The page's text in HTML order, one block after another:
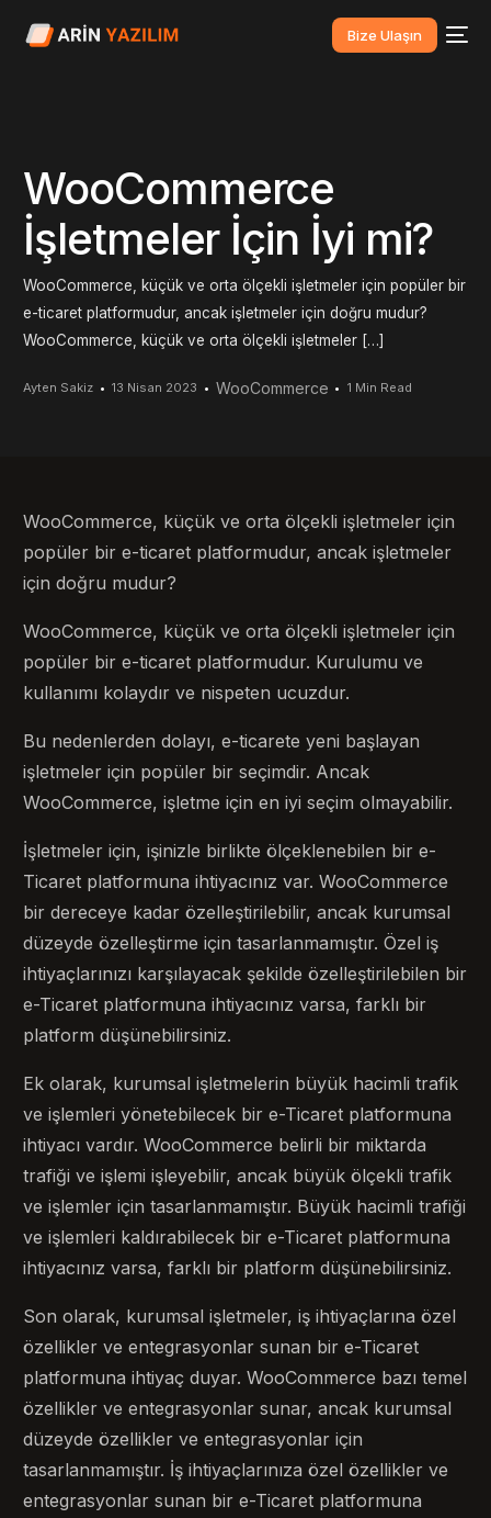
Bize Ulaşın
WooCommerce
İşletmeler İçin İyi mi?
WooCommerce, küçük ve orta ölçekli işletmeler için popüler bir
e-ticaret platformudur, ancak işletmeler için doğru mudur?
WooCommerce, küçük ve orta ölçekli işletmeler […]
Ayten Sakiz 13 Nisan 2023 WooCommerce 1 Min Read
WooCommerce, küçük ve orta ölçekli işletmeler için
popüler bir e-ticaret platformudur, ancak işletmeler
için doğru mudur?
WooCommerce, küçük ve orta ölçekli işletmeler için
popüler bir e-ticaret platformudur. Kurulumu ve
kullanımı kolaydır ve nispeten ucuzdur.
Bu nedenlerden dolayı, e-ticarete yeni başlayan
işletmeler için popüler bir seçimdir. Ancak
WooCommerce, işletme için en iyi seçim olmayabilir.
İşletmeler için, işinizle birlikte ölçeklenebilen bir e-
Ticaret platformuna ihtiyacınız var. WooCommerce
bir dereceye kadar özelleştirilebilir, ancak kurumsal
düzeyde özelleştirme için tasarlanmamıştır. Özel iş
ihtiyaçlarınızı karşılayacak şekilde özelleştirilebilen bir
e-Ticaret platformuna ihtiyacınız varsa, farklı bir
platform düşünebilirsiniz.
Ek olarak, kurumsal işletmelerin büyük hacimli trafik
ve işlemleri yönetebilecek bir e-Ticaret platformuna
ihtiyacı vardır. WooCommerce belirli bir miktarda
trafiği ve işlemi işleyebilir, ancak büyük ölçekli trafik
ve işlemler için tasarlanmamıştır. Büyük hacimli trafiği
ve işlemleri kaldırabilecek bir e-Ticaret platformuna
ihtiyacınız varsa, farklı bir platform düşünebilirsiniz.
Son olarak, kurumsal işletmeler, iş ihtiyaçlarına özel
özellikler ve entegrasyonlar sunan bir e-Ticaret
platformuna ihtiyaç duyar. WooCommerce bazı temel
özellikler ve entegrasyonlar sunar, ancak kurumsal
düzeyde özellikler ve entegrasyonlar için
tasarlanmamıştır. İş ihtiyaçlarınıza özel özellikler ve
entegrasyonlar sunan bir e-Ticaret platformuna